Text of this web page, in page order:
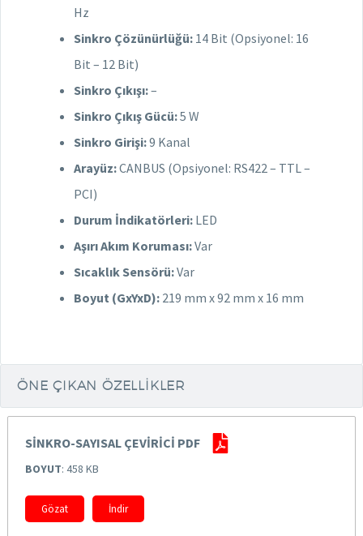
Hz
Sinkro Çözünürlüğü: 14 Bit (Opsiyonel: 16
Bit – 12 Bit)
Sinkro Çıkışı:–
Sinkro Çıkış Gücü:5 W
Sinkro Girişi:9 Kanal
Arayüz:CANBUS (Opsiyonel: RS422 – TTL –
PCI)
Durum İndikatörleri: LED
Aşırı Akım Koruması:Var
Sıcaklık Sensörü:Var
Boyut (GxYxD): 219 mm x 92 mm x 16 mm
ÖNE ÇIKAN ÖZELLIKLER
SİNKRO-SAYISAL ÇEVİRİCİ PDF
BOYUT: 458 KB
Gözat İndir